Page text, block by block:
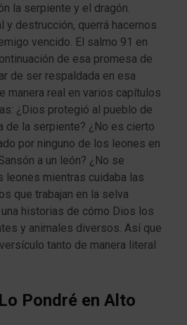
la serpiente y el dragón.
y destrucción, querrá hacernos
vencido. El salmo 91 en
de esa promesa de
de ser respaldada en esa
manera real en varios capítulos
¿Dios protegió al pueblo de
de la serpiente? ¿No es cierto
por ninguno de los leones en
a un león? ¿No se
leones mientras cuidaba las
que trabajan en la selva
historias de cómo Dios los
y animales diversos. Así que
tanto de manera literal
Pondré en Alto